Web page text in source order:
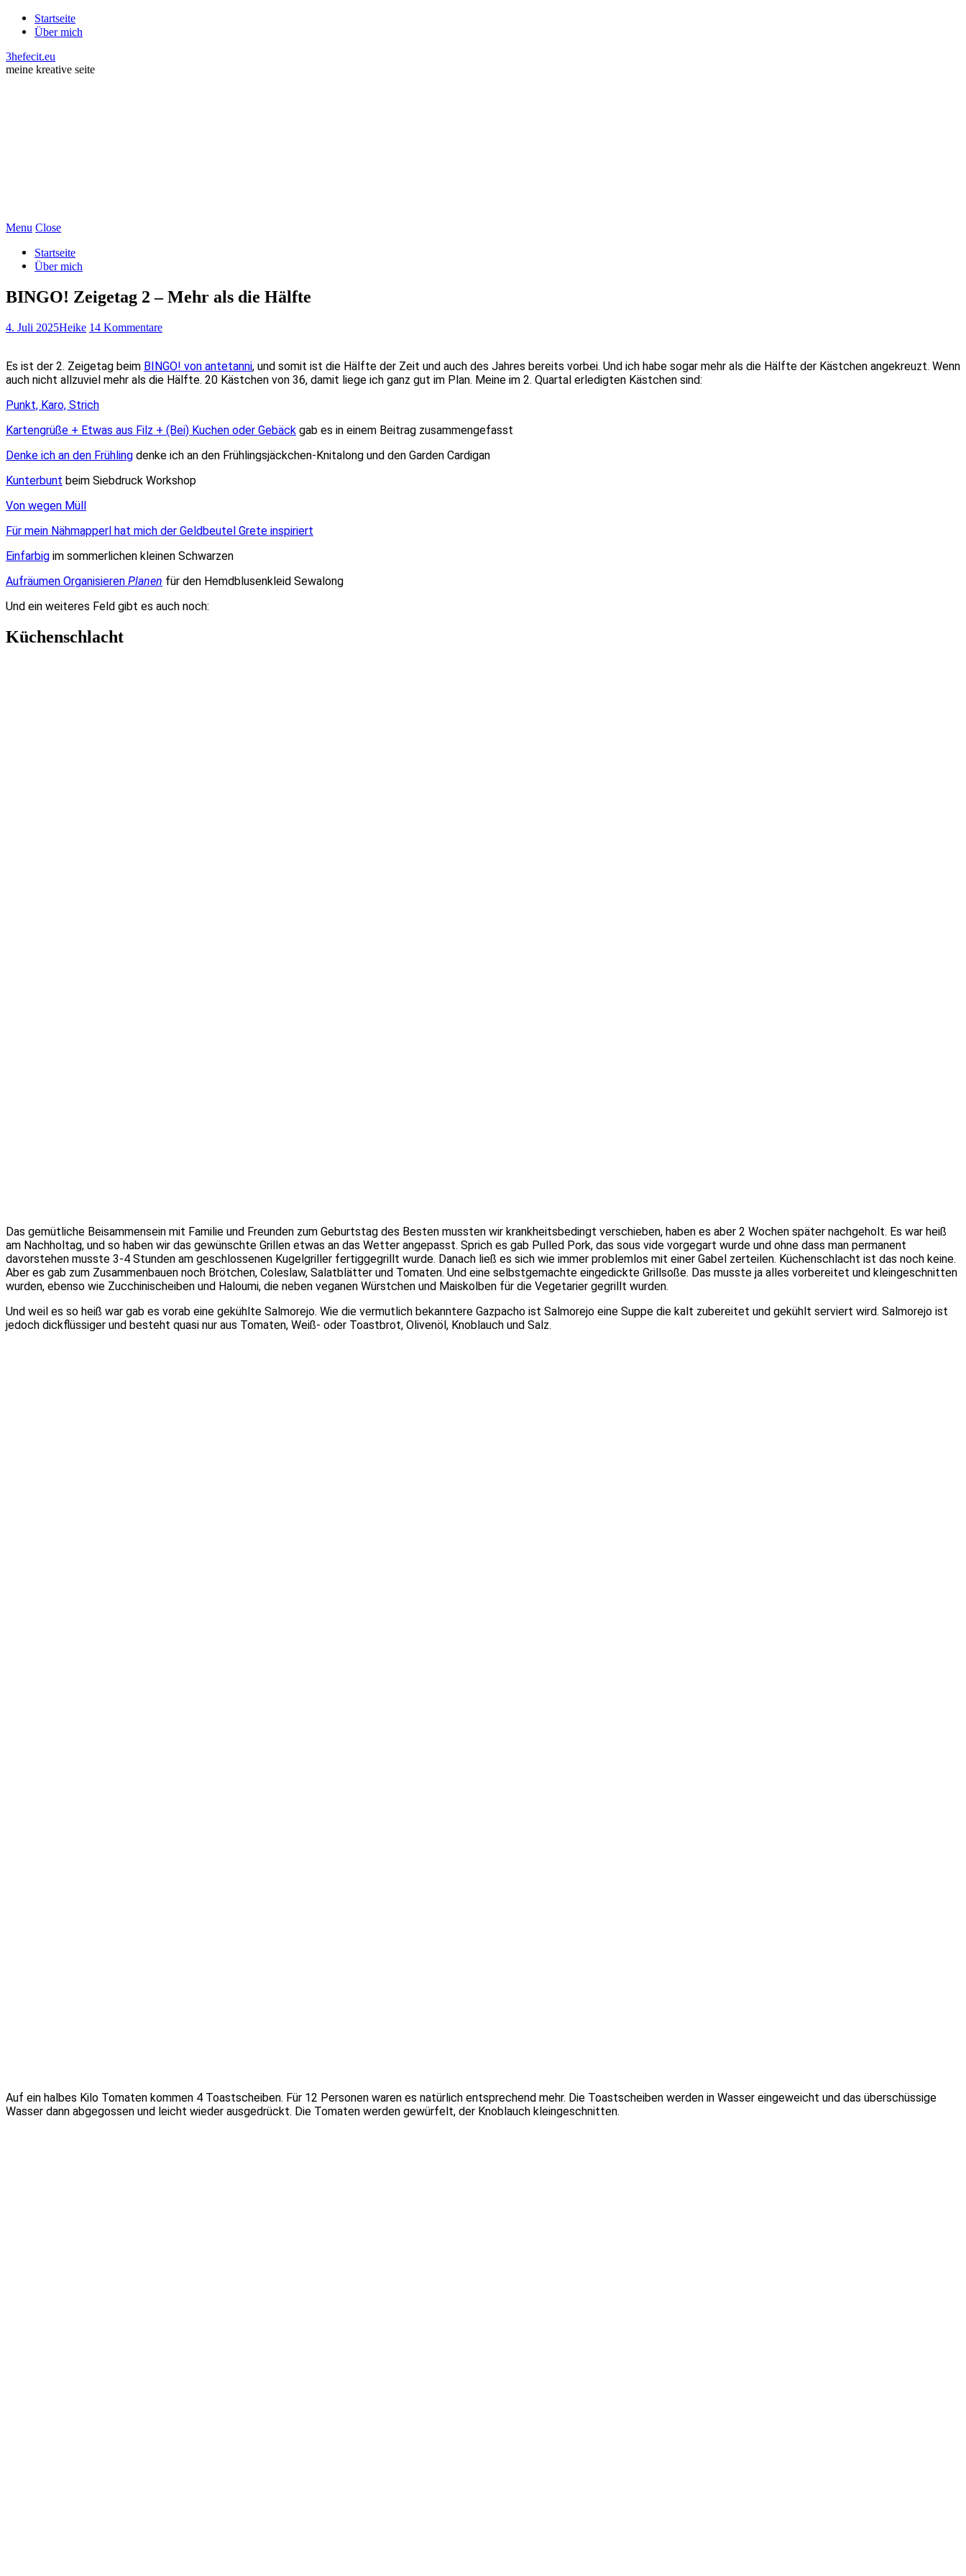
Startseite
Über mich
3hefecit.eu
meine kreative seite
Menu Close
Startseite
Über mich
BINGO! Zeigetag 2 – Mehr als die Hälfte
4. Juli 2025Heike 14 Kommentare
Es ist der 2. Zeigetag beim BINGO! von antetanni, und somit ist die Hälfte der Zeit und auch des Jahres bereits vorbei. Und ich habe sogar mehr als die Hälfte der Kästchen angekreuzt. Wenn
auch nicht allzuviel mehr als die Hälfte. 20 Kästchen von 36, damit liege ich ganz gut im Plan. Meine im 2. Quartal erledigten Kästchen sind:
Punkt, Karo, Strich
Kartengrüße + Etwas aus Filz + (Bei) Kuchen oder Gebäck gab es in einem Beitrag zusammengefasst
Denke ich an den Frühling denke ich an den Frühlingsjäckchen-Knitalong und den Garden Cardigan
Kunterbunt beim Siebdruck Workshop
Von wegen Müll
Für mein Nähmapperl hat mich der Geldbeutel Grete inspiriert
Einfarbig im sommerlichen kleinen Schwarzen
Aufräumen Organisieren Planen für den Hemdblusenkleid Sewalong
Und ein weiteres Feld gibt es auch noch:
Küchenschlacht
Das gemütliche Beisammensein mit Familie und Freunden zum Geburtstag des Besten mussten wir krankheitsbedingt verschieben, haben es aber 2 Wochen später nachgeholt. Es war heiß
am Nachholtag, und so haben wir das gewünschte Grillen etwas an das Wetter angepasst. Sprich es gab Pulled Pork, das sous vide vorgegart wurde und ohne dass man permanent
davorstehen musste 3-4 Stunden am geschlossenen Kugelgriller fertiggegrillt wurde. Danach ließ es sich wie immer problemlos mit einer Gabel zerteilen. Küchenschlacht ist das noch keine.
Aber es gab zum Zusammenbauen noch Brötchen, Coleslaw, Salatblätter und Tomaten. Und eine selbstgemachte eingedickte Grillsoße. Das musste ja alles vorbereitet und kleingeschnitten
wurden, ebenso wie Zucchinischeiben und Haloumi, die neben veganen Würstchen und Maiskolben für die Vegetarier gegrillt wurden.
Und weil es so heiß war gab es vorab eine gekühlte Salmorejo. Wie die vermutlich bekanntere Gazpacho ist Salmorejo eine Suppe die kalt zubereitet und gekühlt serviert wird. Salmorejo ist
jedoch dickflüssiger und besteht quasi nur aus Tomaten, Weiß- oder Toastbrot, Olivenöl, Knoblauch und Salz.
Auf ein halbes Kilo Tomaten kommen 4 Toastscheiben. Für 12 Personen waren es natürlich entsprechend mehr. Die Toastscheiben werden in Wasser eingeweicht und das überschüssige
Wasser dann abgegossen und leicht wieder ausgedrückt. Die Tomaten werden gewürfelt, der Knoblauch kleingeschnitten.